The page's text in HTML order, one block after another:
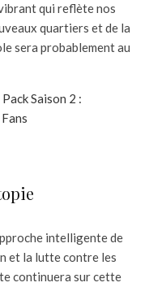
qui reflète nos
quartiers et de la
sera probablement au
Saison 2 :
intelligente de
et la lutte contre les
continuera sur cette